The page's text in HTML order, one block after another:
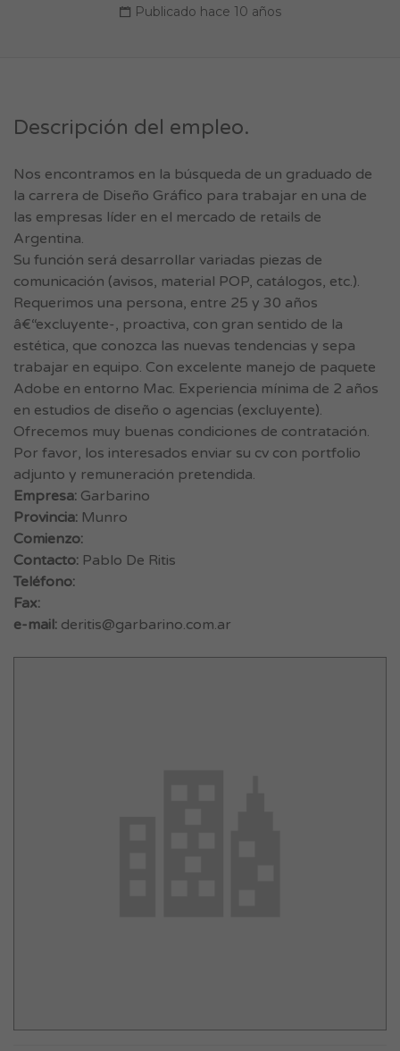
Publicado hace 10 años
Descripción del empleo.
Nos encontramos en la búsqueda de un graduado de
la carrera de Diseño Gráfico para trabajar en una de
las empresas líder en el mercado de retails de
Argentina.
Su función será desarrollar variadas piezas de
comunicación (avisos, material POP, catálogos, etc.).
Requerimos una persona, entre 25 y 30 años
â€“excluyente-, proactiva, con gran sentido de la
estética, que conozca las nuevas tendencias y sepa
trabajar en equipo. Con excelente manejo de paquete
Adobe en entorno Mac. Experiencia mínima de 2 años
en estudios de diseño o agencias (excluyente).
Ofrecemos muy buenas condiciones de contratación.
Por favor, los interesados enviar su cv con portfolio
adjunto y remuneración pretendida.
Empresa: Garbarino
Provincia: Munro
Comienzo:
Contacto: Pablo De Ritis
Teléfono:
Fax:
e-mail: deritis@garbarino.com.ar